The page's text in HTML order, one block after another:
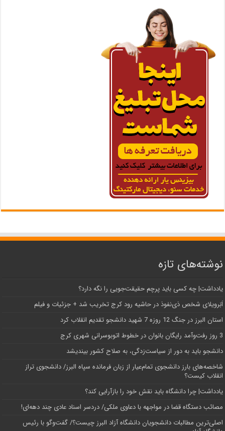
نوشته‌های تازه
یادداشت| ‌چه کسی باید پرچم حقیقت‌جویی را نگه دارد؟
اَبَر‌ویلای شخص ذی‌نفوذ در حاشیه‌ رود کرج تخریب شد + جزئیات و فیلم
استان البرز در جنگ 12 روزه 7 شهید دانشجو تقدیم انقلاب کرد
3 روز رفت‌وآمد رایگان بانوان در خطوط اتوبوسرانی شهری کرج
دانشجو باید به دور از سیاست‌زدگی، به صلاح کشور بیندیشد
شاخصه‌های بارز دانشجوی تمام‌عیار از زبان فرمانده سپاه البرز/ دانشجوی تراز
انقلاب کیست؟
یادداشت| چرا دانشگاه باید نقش خود را بازآرایی کند؟
مصائب دستگاه قضا در مواجهه با دعاوی ملکی/ دردسر اسناد عادی چند‌ دهه‌ای!
اصلی‌ترین مطالبات دانشجویان دانشگاه آزاد البرز چیست؟/ گفت‌وگو با رئیس